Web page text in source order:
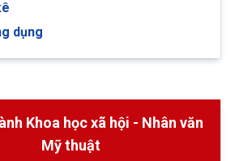
dụng
Khoa học xã hội - Nhân văn
Mỹ thuật